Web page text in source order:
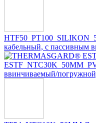
кабельный, с пассивным
ввинчиваемый/